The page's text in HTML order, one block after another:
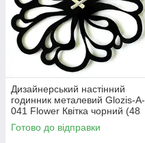
Дизайнерський настінний
годинник металевий Glozis-A-
041 Flower Квітка чорний (48
см) [Метал, Відкрито,
Готово до відправки